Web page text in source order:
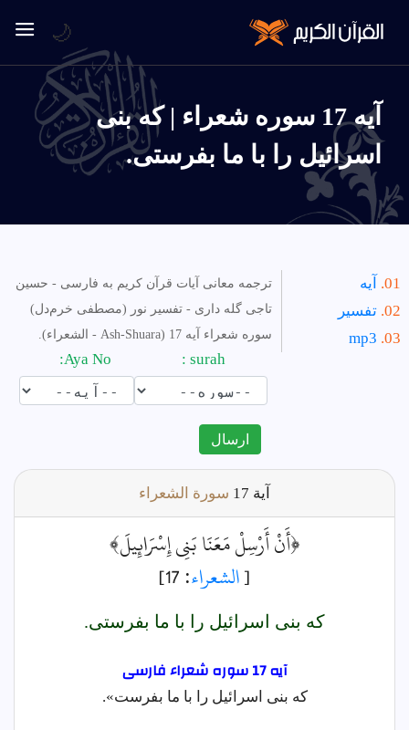
آیه 17 سوره شعراء | كه بنى
اسرائيل را با ما بفرستى.
آیه
تفسیر
mp3
ترجمه معانی آیات قرآن کریم به فارسی - حسین
تاجی گله داری - تفسیر نور (مصطفی خرم‌دل)
سوره شعراء آیه 17 (Ash-Shuara - الشعراء).
ارسال
آية سورة الشعراء
﴿أَنْ أَرْسِلْ مَعَنَا بَنِي إِسْرَائِيلَ﴾
[الشعراء: 17]
كه بنى اسرائيل را با ما بفرستى.
آیه 17 سوره شعراء فارسى
که بنی اسرائیل را با ما بفرست».
🌙